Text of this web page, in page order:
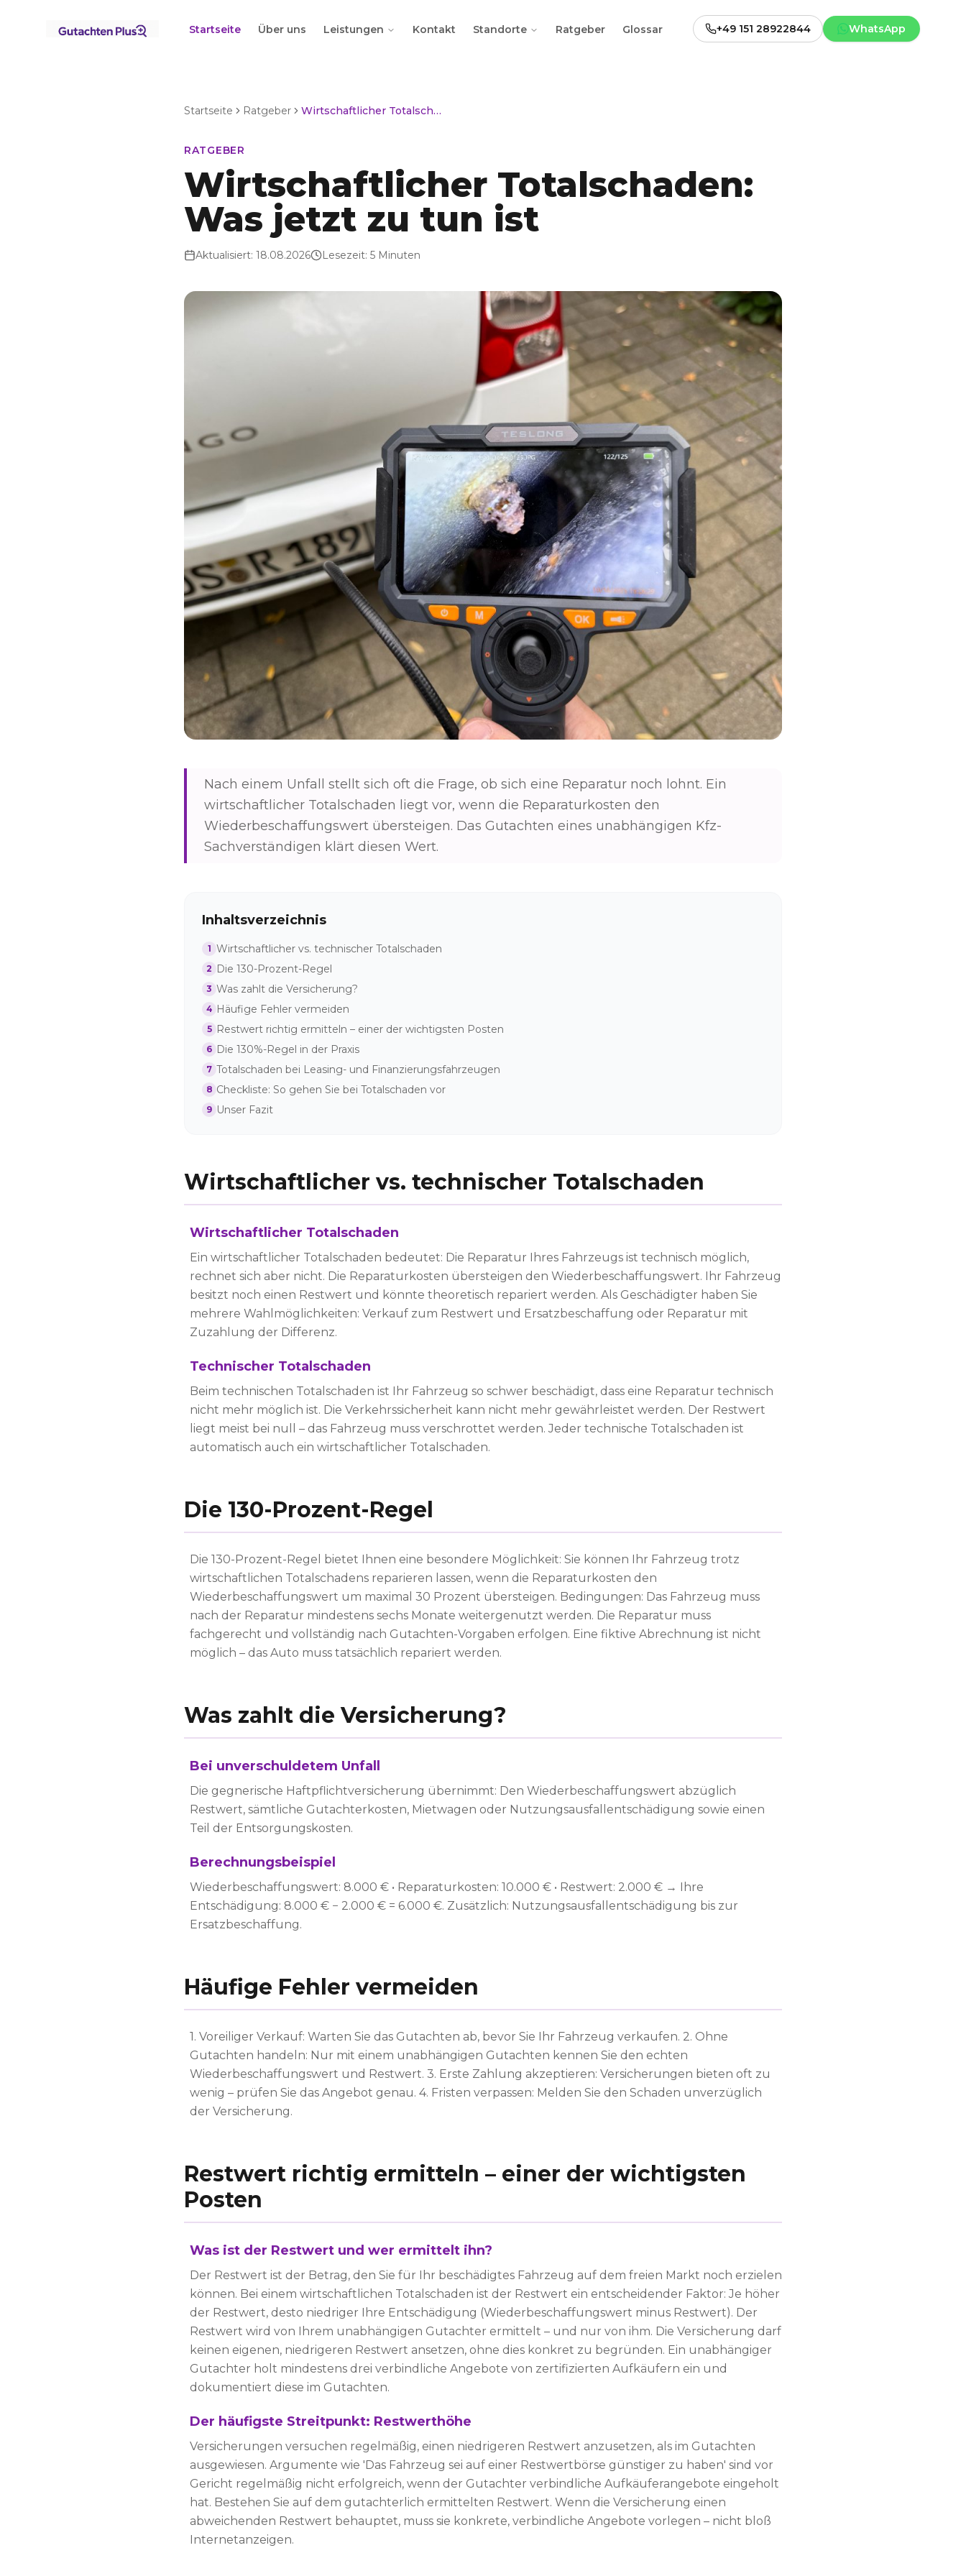
Startseite Über uns Leistungen Kontakt Standorte Ratgeber Glossar +49 151 28922844 WhatsApp
Startseite Ratgeber Wirtschaftlicher Totalschaden: Was jetzt zu tun ist
RATGEBER
Wirtschaftlicher Totalschaden:
Was jetzt zu tun ist
Aktualisiert: 18.08.2026 Lesezeit: 5 Minuten
Nach einem Unfall stellt sich oft die Frage, ob sich eine Reparatur noch lohnt. Ein
wirtschaftlicher Totalschaden liegt vor, wenn die Reparaturkosten den
Wiederbeschaffungswert übersteigen. Das Gutachten eines unabhängigen Kfz-
Sachverständigen klärt diesen Wert.
Inhaltsverzeichnis
1 Wirtschaftlicher vs. technischer Totalschaden
2 Die 130-Prozent-Regel
3 Was zahlt die Versicherung?
4 Häufige Fehler vermeiden
5 Restwert richtig ermitteln – einer der wichtigsten Posten
6 Die 130%-Regel in der Praxis
7 Totalschaden bei Leasing- und Finanzierungsfahrzeugen
8 Checkliste: So gehen Sie bei Totalschaden vor
9 Unser Fazit
Wirtschaftlicher vs. technischer Totalschaden
Wirtschaftlicher Totalschaden
Ein wirtschaftlicher Totalschaden bedeutet: Die Reparatur Ihres Fahrzeugs ist technisch möglich,
rechnet sich aber nicht. Die Reparaturkosten übersteigen den Wiederbeschaffungswert. Ihr Fahrzeug
besitzt noch einen Restwert und könnte theoretisch repariert werden. Als Geschädigter haben Sie
mehrere Wahlmöglichkeiten: Verkauf zum Restwert und Ersatzbeschaffung oder Reparatur mit
Zuzahlung der Differenz.
Technischer Totalschaden
Beim technischen Totalschaden ist Ihr Fahrzeug so schwer beschädigt, dass eine Reparatur technisch
nicht mehr möglich ist. Die Verkehrssicherheit kann nicht mehr gewährleistet werden. Der Restwert
liegt meist bei null – das Fahrzeug muss verschrottet werden. Jeder technische Totalschaden ist
automatisch auch ein wirtschaftlicher Totalschaden.
Die 130-Prozent-Regel
Die 130-Prozent-Regel bietet Ihnen eine besondere Möglichkeit: Sie können Ihr Fahrzeug trotz
wirtschaftlichen Totalschadens reparieren lassen, wenn die Reparaturkosten den
Wiederbeschaffungswert um maximal 30 Prozent übersteigen. Bedingungen: Das Fahrzeug muss
nach der Reparatur mindestens sechs Monate weitergenutzt werden. Die Reparatur muss
fachgerecht und vollständig nach Gutachten-Vorgaben erfolgen. Eine fiktive Abrechnung ist nicht
möglich – das Auto muss tatsächlich repariert werden.
Was zahlt die Versicherung?
Bei unverschuldetem Unfall
Die gegnerische Haftpflichtversicherung übernimmt: Den Wiederbeschaffungswert abzüglich
Restwert, sämtliche Gutachterkosten, Mietwagen oder Nutzungsausfallentschädigung sowie einen
Teil der Entsorgungskosten.
Berechnungsbeispiel
Wiederbeschaffungswert: 8.000 € • Reparaturkosten: 10.000 € • Restwert: 2.000 € → Ihre
Entschädigung: 8.000 € − 2.000 € = 6.000 €. Zusätzlich: Nutzungsausfallentschädigung bis zur
Ersatzbeschaffung.
Häufige Fehler vermeiden
1. Voreiliger Verkauf: Warten Sie das Gutachten ab, bevor Sie Ihr Fahrzeug verkaufen. 2. Ohne
Gutachten handeln: Nur mit einem unabhängigen Gutachten kennen Sie den echten
Wiederbeschaffungswert und Restwert. 3. Erste Zahlung akzeptieren: Versicherungen bieten oft zu
wenig – prüfen Sie das Angebot genau. 4. Fristen verpassen: Melden Sie den Schaden unverzüglich
der Versicherung.
Restwert richtig ermitteln – einer der wichtigsten
Posten
Was ist der Restwert und wer ermittelt ihn?
Der Restwert ist der Betrag, den Sie für Ihr beschädigtes Fahrzeug auf dem freien Markt noch erzielen
können. Bei einem wirtschaftlichen Totalschaden ist der Restwert ein entscheidender Faktor: Je höher
der Restwert, desto niedriger Ihre Entschädigung (Wiederbeschaffungswert minus Restwert). Der
Restwert wird von Ihrem unabhängigen Gutachter ermittelt – und nur von ihm. Die Versicherung darf
keinen eigenen, niedrigeren Restwert ansetzen, ohne dies konkret zu begründen. Ein unabhängiger
Gutachter holt mindestens drei verbindliche Angebote von zertifizierten Aufkäufern ein und
dokumentiert diese im Gutachten.
Der häufigste Streitpunkt: Restwerthöhe
Versicherungen versuchen regelmäßig, einen niedrigeren Restwert anzusetzen, als im Gutachten
ausgewiesen. Argumente wie 'Das Fahrzeug sei auf einer Restwertbörse günstiger zu haben' sind vor
Gericht regelmäßig nicht erfolgreich, wenn der Gutachter verbindliche Aufkäuferangebote eingeholt
hat. Bestehen Sie auf dem gutachterlich ermittelten Restwert. Wenn die Versicherung einen
abweichenden Restwert behauptet, muss sie konkrete, verbindliche Angebote vorlegen – nicht bloß
Internetanzeigen.